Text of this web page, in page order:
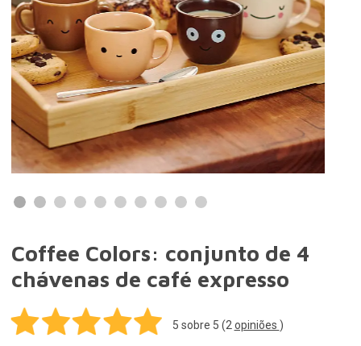
Este conjunto de café expresso é composto por
quatro chávenas muito diferentes, qual é a sua?
22,45€
Adicionar ao carrinho
Entregas grátis para encomendas acima de
Em stock. Compra hoje e recebe a tua
encomenda num prazo de 3 a 7 dias
30 dias para devoluções